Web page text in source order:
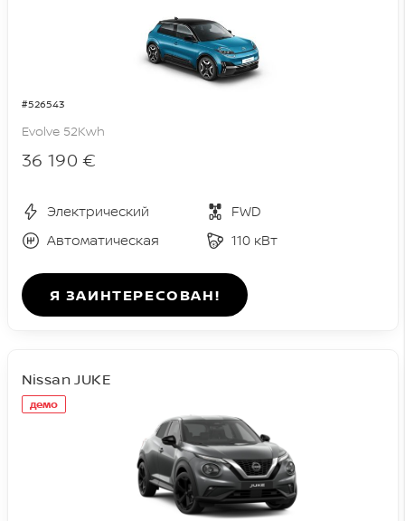
#526543
Evolve 52Kwh
36 190 €
Электрический
FWD
Автоматическая
110 кВт
Я ЗАИНТЕРЕСОВАН!
демо
Nissan JUKE